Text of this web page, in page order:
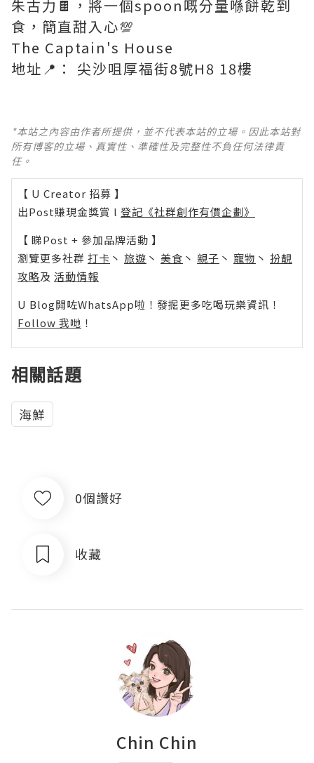
朱古力🍫，將一個spoon嘅分量喺餅乾到
食，簡直甜入心💯
The Captain's House
地址📍： 尖沙咀厚福街8號H8 18樓
*本站之內容由作者所提供，並不代表本站的立場。因此本站對
所有博客的立場、真實性、準確性及完整性不負任何法律責
任。
【 U Creator 招募 】
出Post賺現金獎賞 l 登記《社群創作有價企劃》
【 睇Post + 參加品牌活動 】
瀏覽更多社群 打卡 丶 旅遊 丶 美食 丶 親子 丶 寵物 丶 扮靚
攻略及 活動情報
U Blog開咗WhatsApp啦！發掘更多吃喝玩樂資訊！
Follow 我哋 ！
相關話題
海鮮
0個讚好
收藏
Chin Chin